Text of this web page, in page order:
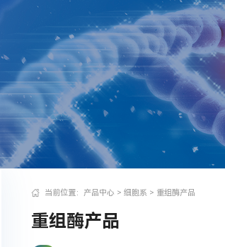
当前位置： 产品中心 >细胞系 > 重组酶产品
重组酶产品